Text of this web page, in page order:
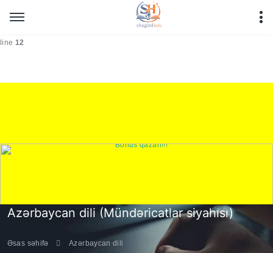
Warning
: Undefined array key "HTTP_REFERER" in
/home/shagirdinfo/public_html/testler/comment_page_testler_new.php
line 12
Azərbaycan dili (Mündəricatlar siyahısı)
Əsas səhifə Azərbaycan dili